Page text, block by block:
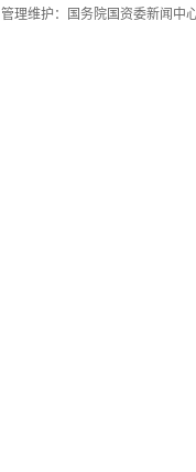
管理维护：国务院国资委新闻中